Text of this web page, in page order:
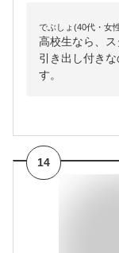
でぶしょ(40代・女
高校生なら、ス
引き出し付き
す。
14